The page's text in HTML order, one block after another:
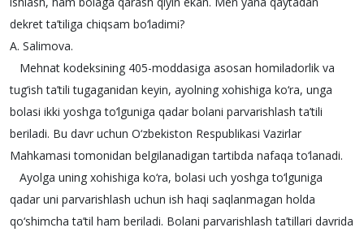
dekret ta’tiliga chiqsam bo‘ladimi?
A. Salimova.
Mehnat kodeksining 405-moddasiga asosan homiladorlik va
tug‘ish ta’tili tugaganidan keyin, ayolning xohishiga ko‘ra, unga
bolasi ikki yoshga to‘lguniga qadar bolani parvarishlash ta’tili
beriladi. Bu davr uchun O‘zbekiston Respublikasi Vazirlar
Mahkamasi tomonidan belgilanadigan tartibda nafaqa to‘lanadi.
Ayolga uning xohishiga ko‘ra, bolasi uch yoshga to‘lguniga
qadar uni parvarishlash uchun ish haqi saqlanmagan holda
qo‘shimcha ta’til ham beriladi. Bolani parvarishlash ta’tillari davrida